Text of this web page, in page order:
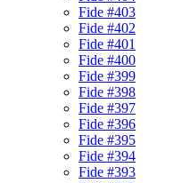
Fide #403
Fide #402
Fide #401
Fide #400
Fide #399
Fide #398
Fide #397
Fide #396
Fide #395
Fide #394
Fide #393